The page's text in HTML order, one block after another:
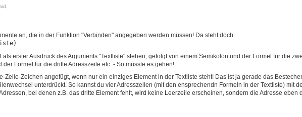
an, die in der Funktion "Verbinden" angegeben werden müssen! Da steht doch:
erster Ausdruck des Arguments "Textliste" stehen, gefolgt von einem Semikolon und der Formel für die
Formel für die dritte Adresszeile etc. - So müsste es gehen!
Zeile-Zeichen angefügt, wenn nur ein einziges Element in der Textliste steht! Das ist ja gerade das
unterdrückt. So kannst du vier Adresszeilen (mit den ensprechendn Formeln in der Textliste) mit
bei denen z.B. das dritte Element fehlt, wird keine Leerzeile erscheinen, sondern die Adresse eben